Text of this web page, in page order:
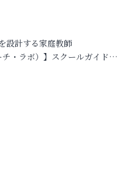
設計する家庭教師
・ラボ）】スクールガイド…